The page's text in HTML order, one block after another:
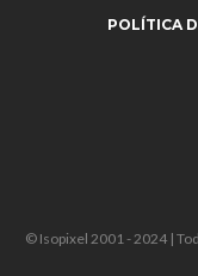
POLÍTICA
© Isopixel 2001 - 2024 |